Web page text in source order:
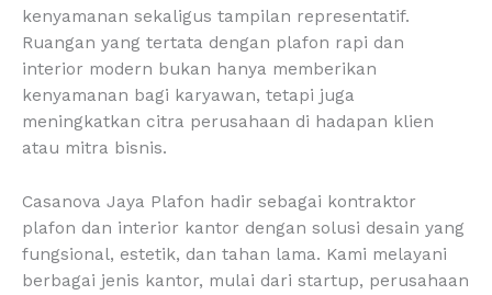
kenyamanan sekaligus tampilan representatif.
Ruangan yang tertata dengan plafon rapi dan
interior modern bukan hanya memberikan
kenyamanan bagi karyawan, tetapi juga
meningkatkan citra perusahaan di hadapan klien
atau mitra bisnis.
Casanova Jaya Plafon hadir sebagai kontraktor
plafon dan interior kantor dengan solusi desain yang
fungsional, estetik, dan tahan lama. Kami melayani
berbagai jenis kantor, mulai dari startup, perusahaan